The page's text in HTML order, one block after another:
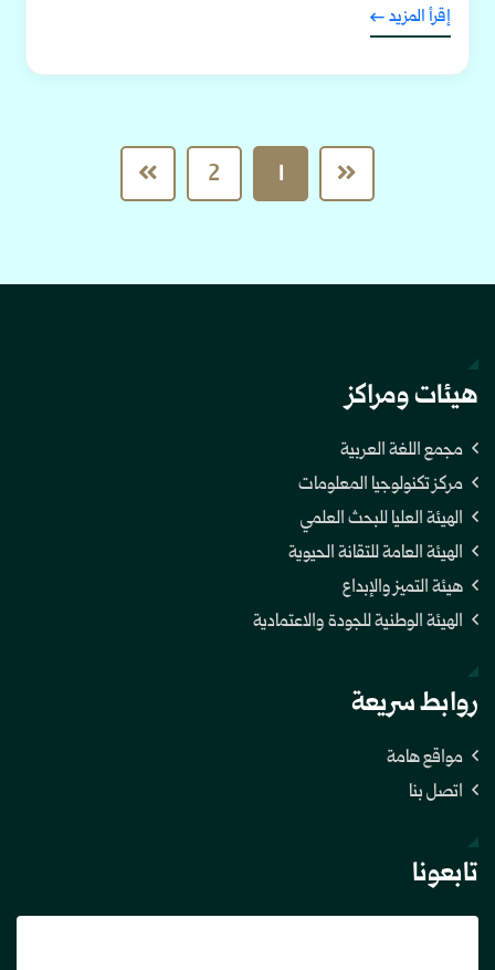
إقرأ المزيد
1
2
هيئات ومراكز
مجمع اللغة العربية
مركز تكنولوجيا المعلومات
الهيئة العليا للبحث العلمي
الهيئة العامة للتقانة الحيوية
هيئة التميز والإبداع
الهيئة الوطنية للجودة والاعتمادية
روابط سريعة
مواقع هامة
اتصل بنا
تابعونا